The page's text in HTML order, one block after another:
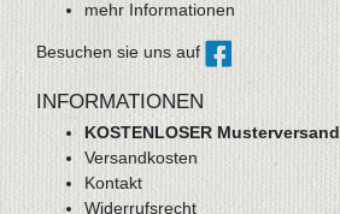
mehr Informationen
Besuchen sie uns auf
INFORMATIONEN
KOSTENLOSER Musterversand
Versandkosten
Kontakt
Widerrufsrecht